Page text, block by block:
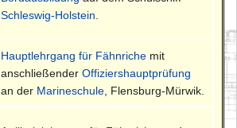
Schleswig-Holstein
Hauptlehrgang für Fähnriche mit
anschließenderOffiziershauptprüfung
an der Marineschule , Flensburg-Mürwik.